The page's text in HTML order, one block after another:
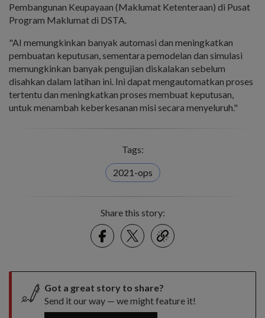
Pembangunan Keupayaan (Maklumat Ketenteraan) di Pusat
Program Maklumat di DSTA.
"AI memungkinkan banyak automasi dan meningkatkan
pembuatan keputusan, sementara pemodelan dan simulasi
memungkinkan banyak pengujian diskalakan sebelum
disahkan dalam latihan ini. Ini dapat mengautomatkan proses
tertentu dan meningkatkan proses membuat keputusan,
untuk menambah keberkesanan misi secara menyeluruh."
Tags:
2021-ops
Share this story:
FacebookTwitter
link
Got a great story to share?
Send it our way — we might feature it!